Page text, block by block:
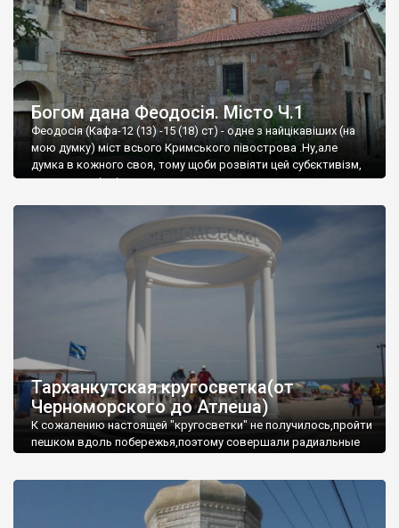
Богом дана Феодосія. Місто Ч.1
Феодосія (Кафа-12 (13) -15 (18) ст) - одне з найцікавіших (на
мою думку) міст всього Кримського півострова .Ну,але
думка в кожного своя, тому щоби розвіяти цей субєктивізм,
запрошую відвідати це
Тарханкутская кругосветка(от
Черноморского до Атлеша)
К сожалению настоящей "кругосветки" не получилось,пройти
пешком вдоль побережья,поэтому совершали радиальные